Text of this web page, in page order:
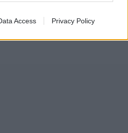
Access Privacy Policy